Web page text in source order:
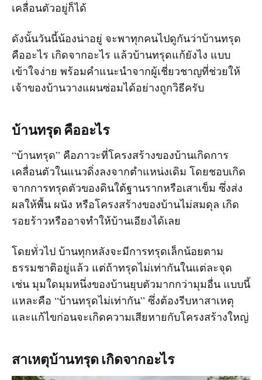
เคลื่อนตัวอยู่ก็ได้
ดังนั้นวันนี้น้องน่าอยู่ จะพาทุกคนไปดูกันว่าบ้านทรุด
คืออะไร เกิดจากอะไร แล้วบ้านทรุดแก้ยังไง แบบ
เข้าใจง่าย พร้อมคำแนะนำจากผู้เชี่ยวชาญที่ช่วยให้
เจ้าของบ้านวางแผนซ่อมได้อย่างถูกวิธีครับ
บ้านทรุด คืออะไร
“บ้านทรุด” คือภาวะที่โครงสร้างของบ้านเกิดการ
เคลื่อนตัวในแนวดิ่งลงจากตำแหน่งเดิม โดยชอบเกิด
จากการทรุดตัวของดินใต้ฐานรากหรือเสาเข็ม ซึ่งส่ง
ผลให้พื้น ผนัง หรือโครงสร้างของบ้านไม่สมดุล เกิด
รอยร้าวหรืออาจทำให้บ้านเอียงได้เลย
โดยทั่วไป บ้านทุกหลังจะมีการทรุดเล็กน้อยตาม
ธรรมชาติอยู่แล้ว แต่ถ้าทรุดไม่เท่ากันในแต่ละจุด
เช่น มุมใดมุมหนึ่งของบ้านยุบตัวมากกว่ามุมอื่น แบบนี้
แหละคือ “บ้านทรุดไม่เท่ากัน” ซึ่งต้องรีบหาสาเหตุ
และแก้ไขก่อนจะเกิดความเสียหายกับโครงสร้างใหญ่
สาเหตุบ้านทรุด เกิดจากอะไร